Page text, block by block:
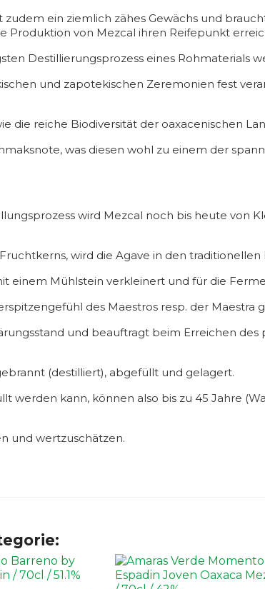
ein ziemlich zähes Gewächs und
Produktion von Mezcal ihren Reifepunkt
Destillierungsprozess eines Rohmaterials
und zapotekischen Zeremonien fest
die reiche Biodiversität der oaxacenischen
was diesen wohl zu einem der
wird Mezcal noch bis heute von
wird die Agave in den
einem Mühlstein verkleinert und für die
des Maestros resp. der Maestra
und beauftragt beim Erreichen
(destilliert), abgefüllt und gelagert.
werden kann, können also bis zu 45 Jahre
und wertzuschätzen.